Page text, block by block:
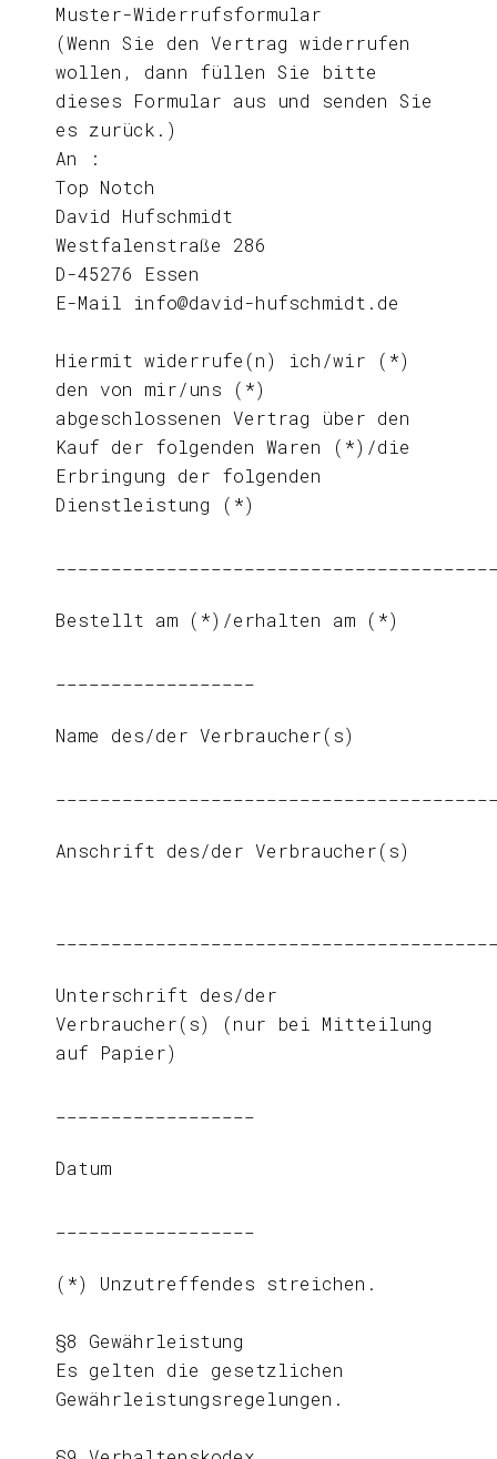
Muster-Widerrufsformular
(Wenn Sie den Vertrag widerrufen
wollen, dann füllen Sie bitte
dieses Formular aus und senden Sie
es zurück.)
An :
Top Notch
David Hufschmidt
Westfalenstraße 286
D-45276 Essen
E-Mail info@david-hufschmidt.de
Hiermit widerrufe(n) ich/wir (*)
den von mir/uns (*)
abgeschlossenen Vertrag über den
Kauf der folgenden Waren (*)/die
Erbringung der folgenden
Dienstleistung (*)
Bestellt am (*)/erhalten am (*)
Name des/der Verbraucher(s)
Anschrift des/der Verbraucher(s)
Unterschrift des/der
Verbraucher(s) (nur bei Mitteilung
auf Papier)
Datum
(*) Unzutreffendes streichen.
§8 Gewährleistung
Es gelten die gesetzlichen
Gewährleistungsregelungen.